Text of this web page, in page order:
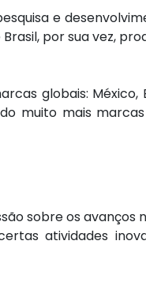
e
por sua vez,
globais: México,
muito mais
sobre os avanços
atividades